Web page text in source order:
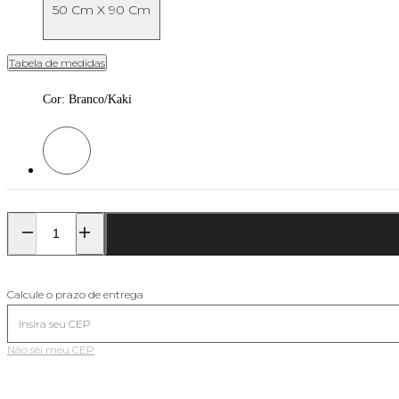
50 Cm X 90 Cm
Tabela de medidas
Cor: Branco/Kaki
Cor: Branco/Kaki
Calcule o prazo de entrega
Não sei meu CEP